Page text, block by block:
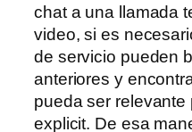
chat a una llamada
video, si es
de servicio pueden
anteriores y
pueda ser
explicit. De esa